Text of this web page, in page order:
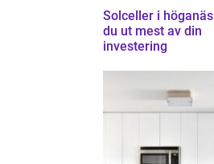
Solceller i höganäs så får
du ut mest av din
investering